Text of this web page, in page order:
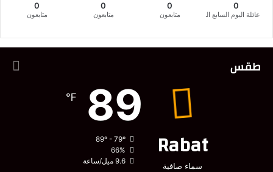
0
عائلة اليوم السابع المغربية
0
متابعون
0
متابعون
0
متابعون
طقس
Rabat
سماء صافية
89
℉
89º - 79º
66%
9.6 ميل/ساعة